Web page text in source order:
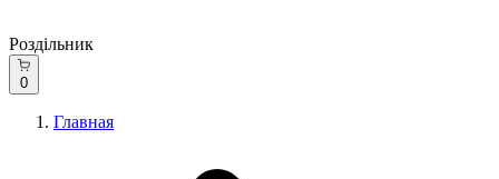
Роздільник
0
Главная